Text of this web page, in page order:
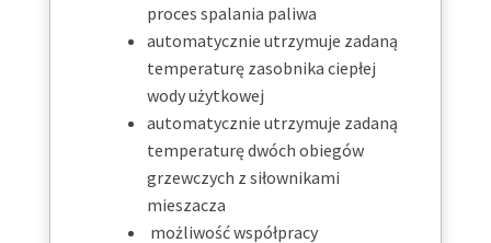
proces spalania paliwa
automatycznie utrzymuje zadaną
temperaturę zasobnika ciepłej
wody użytkowej
automatycznie utrzymuje zadaną
temperaturę dwóch obiegów
grzewczych z siłownikami
mieszacza
możliwość współpracy